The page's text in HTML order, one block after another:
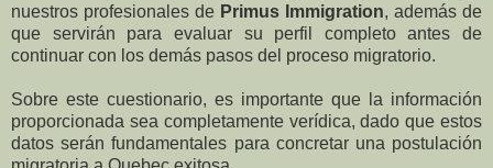
nuestros profesionales de Primus Immigration, además de
que servirán para evaluar su perfil completo antes de
continuar con los demás pasos del proceso migratorio.
Sobre este cuestionario, es importante que la información
proporcionada sea completamente verídica, dado que estos
datos serán fundamentales para concretar una postulación